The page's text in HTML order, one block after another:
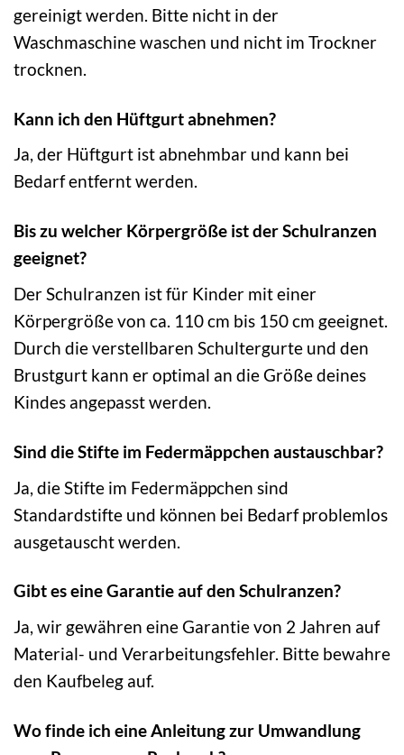
gereinigt werden. Bitte nicht in der
Waschmaschine waschen und nicht im Trockner
trocknen.
Kann ich den Hüftgurt abnehmen?
Ja, der Hüftgurt ist abnehmbar und kann bei
Bedarf entfernt werden.
Bis zu welcher Körpergröße ist der Schulranzen
geeignet?
Der Schulranzen ist für Kinder mit einer
Körpergröße von ca. 110 cm bis 150 cm geeignet.
Durch die verstellbaren Schultergurte und den
Brustgurt kann er optimal an die Größe deines
Kindes angepasst werden.
Sind die Stifte im Federmäppchen austauschbar?
Ja, die Stifte im Federmäppchen sind
Standardstifte und können bei Bedarf problemlos
ausgetauscht werden.
Gibt es eine Garantie auf den Schulranzen?
Ja, wir gewähren eine Garantie von 2 Jahren auf
Material- und Verarbeitungsfehler. Bitte bewahre
den Kaufbeleg auf.
Wo finde ich eine Anleitung zur Umwandlung